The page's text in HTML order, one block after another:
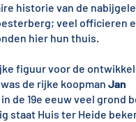
historie van de
veel officieren
hier hun thuis.
figuur voor de
de rijke koopman Jan
de 19e eeuw veel grond
staat Huis ter Heide